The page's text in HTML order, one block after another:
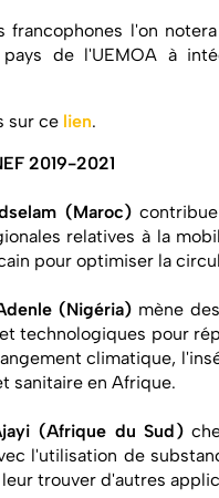
francophones l'on
de l'UEMOA à
sur ce lien.
2019-2021
(Maroc)
relatives à la
pour optimiser la
(Nigéria) mène
technologiques pour
climatique,
sanitaire en Afrique.
(Afrique du Sud)
l'utilisation de
trouver d'autres